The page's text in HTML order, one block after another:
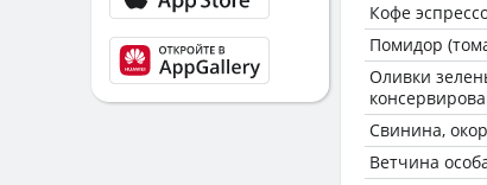
Кофе
Помидор
Оливки
Свинина,
Ветчина